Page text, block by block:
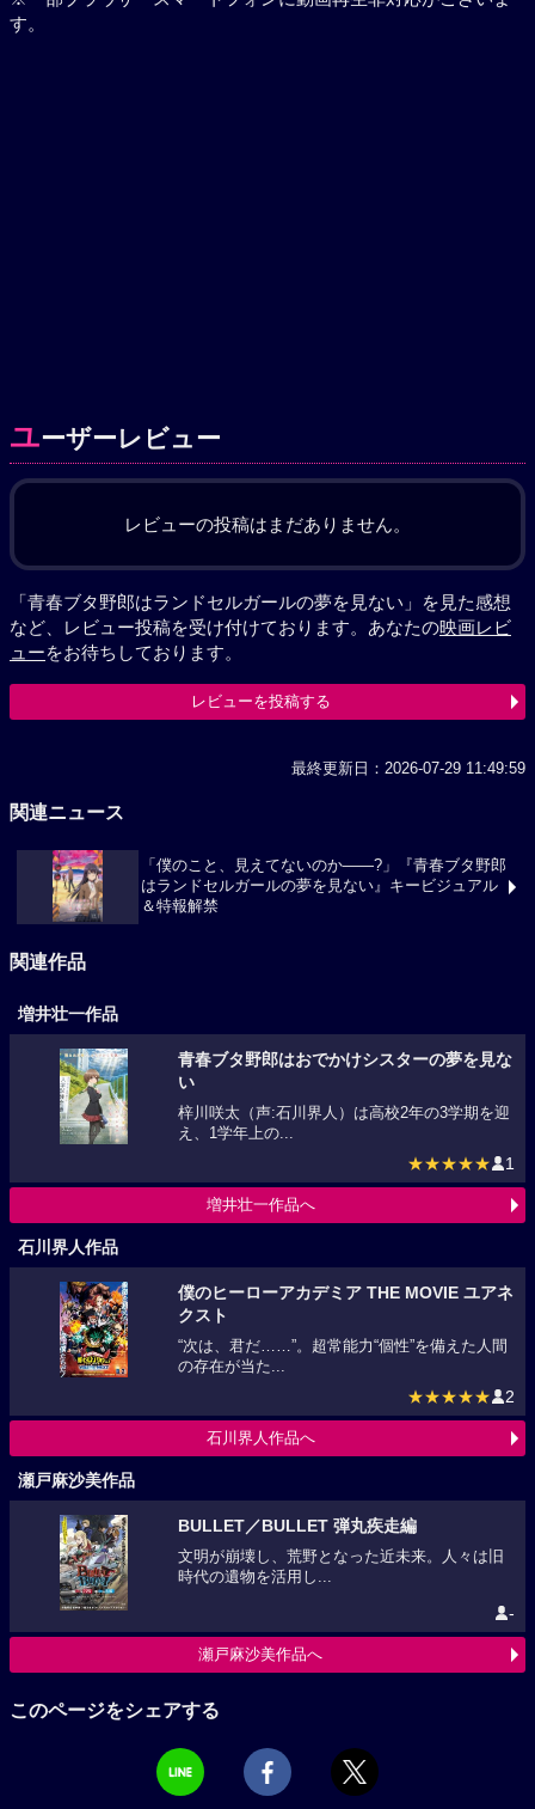
す。
ユーザーレビュー
レビューの投稿はまだありません。
「青春ブタ野郎はランドセルガールの夢を見ない」を見た感想
など、レビュー投稿を受け付けております。あなたの映画レビ
ューをお待ちしております。
レビューを投稿する
最終更新日：2026-07-29 11:49:59
関連ニュース
「僕のこと、見えてないのか――?」『青春ブタ野郎
はランドセルガールの夢を見ない』キービジュアル
＆特報解禁
関連作品
増井壮一作品
青春ブタ野郎はおでかけシスターの夢を見な
い
梓川咲太（声:石川界人）は高校2年の3学期を迎
え、1学年上の...
★★★★★ 1
増井壮一作品へ
石川界人作品
僕のヒーローアカデミア THE MOVIE ユアネ
クスト
“次は、君だ……”。超常能力“個性”を備えた人間
の存在が当た...
★★★★★ 2
石川界人作品へ
瀬戸麻沙美作品
BULLET／BULLET 弾丸疾走編
文明が崩壊し、荒野となった近未来。人々は旧
時代の遺物を活用し...
-
瀬戸麻沙美作品へ
このページをシェアする